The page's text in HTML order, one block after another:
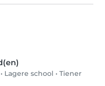
• Lagere school • Tiener